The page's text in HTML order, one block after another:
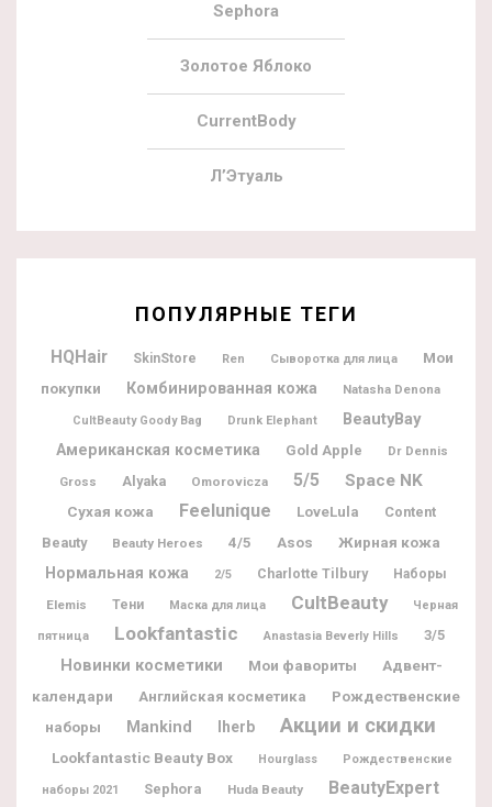
Sephora
Золотое Яблоко
CurrentBody
Л’Этуаль
ПОПУЛЯРНЫЕ ТЕГИ
HQHair SkinStore Ren Сыворотка для лица
Мои
покупки
Комбинированная кожа Natasha Denona
CultBeauty Goody Bag Drunk Elephant BeautyBay
Американская косметика Gold Apple
Dr Dennis
Gross
Alyaka Omorovicza 5/5 Space NK
Сухая кожа Feelunique LoveLula
Content
Beauty
Beauty Heroes 4/5 Asos
Жирная кожа
Нормальная кожа
2/5 Charlotte Tilbury
Наборы
Elemis
Тени Маска для лица CultBeauty Черная
пятница Lookfantastic Anastasia Beverly Hills 3/5
Новинки косметики Мои фавориты
Адвент-
календари
Английская косметика
Рождественские
наборы
Mankind Iherb Акции и скидки
Lookfantastic Beauty Box Hourglass Рождественские
наборы 2021 Sephora Huda Beauty
BeautyExpert